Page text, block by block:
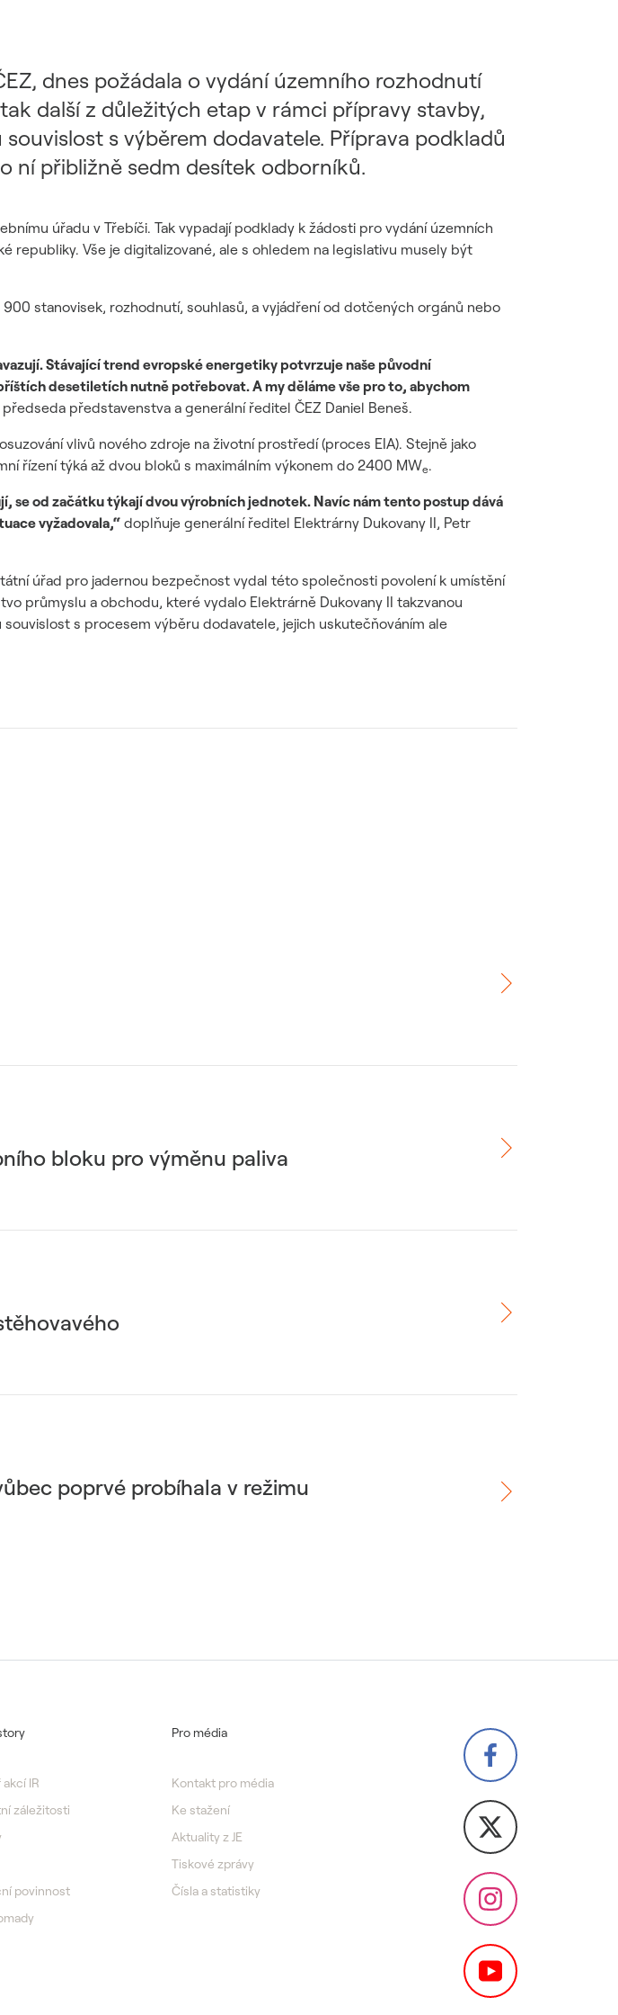
dnes požádala o vydání územního rozhodnutí
další z důležitých etap v rámci přípravy stavby,
s výběrem dodavatele. Příprava podkladů
ní přibližně sedm desítek odborníků.
úřadu v Třebíči. Tak vypadají podklady k žádosti pro vydání územních
republiky. Vše je digitalizované, ale s ohledem na legislativu musely být
stanovisek, rozhodnutí, souhlasů, a vyjádření od dotčených orgánů nebo
Stávající trend evropské energetiky potvrzuje naše původní
desetiletích nutně potřebovat. A my děláme vše pro to, abychom
předseda představenstva a generální ředitel ČEZ Daniel Beneš.
vlivů nového zdroje na životní prostředí (proces EIA). Stejně jako
řízení týká až dvou bloků s maximálním výkonem do 2400 MWe.
se od začátku týkají dvou výrobních jednotek. Navíc nám tento postup dává
vyžadovala,“ doplňuje generální ředitel Elektrárny Dukovany II, Petr
úřad pro jadernou bezpečnost vydal této společnosti povolení k umístění
průmyslu a obchodu, které vydalo Elektrárně Dukovany II takzvanou
s procesem výběru dodavatele, jejich uskutečňováním ale
bloku pro výměnu paliva
poprvé probíhala v režimu
IR
záležitosti
povinnost
Pro média
Kontakt pro média
Ke stažení
Aktuality z JE
Tiskové zprávy
Čísla a statistiky